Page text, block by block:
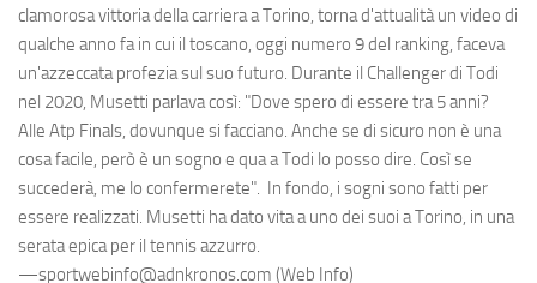
clamorosa vittoria della carriera a Torino, torna d'attualità un video di
qualche anno fa in cui il toscano, oggi numero 9 del ranking, faceva
un'azzeccata profezia sul suo futuro. Durante il Challenger di Todi
nel 2020, Musetti parlava così: "Dove spero di essere tra 5 anni?
Alle Atp Finals, dovunque si facciano. Anche se di sicuro non è una
cosa facile, però è un sogno e qua a Todi lo posso dire. Così se
succederà, me lo confermerete". In fondo, i sogni sono fatti per
essere realizzati. Musetti ha dato vita a uno dei suoi a Torino, in una
serata epica per il tennis azzurro.
—sportwebinfo@adnkronos.com (Web Info)